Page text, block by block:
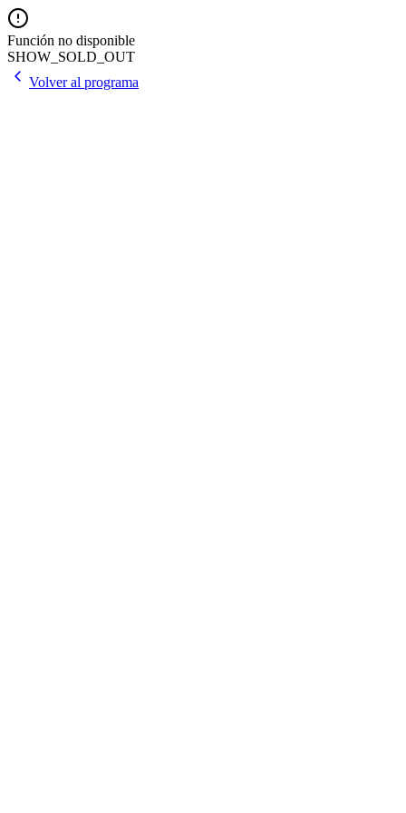
Función no disponible
SHOW_SOLD_OUT
Volver al programa